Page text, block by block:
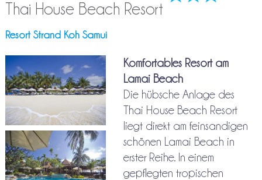
Thai House Beach Resort
Resort Strand Koh Samui
Komfortables Resort am
Lamai Beach
Die hübsche Anlage des
Thai House Beach Resort
liegt direkt am feinsandigen
schönen Lamai Beach in
erster Reihe. In einem
gepflegten tropischen